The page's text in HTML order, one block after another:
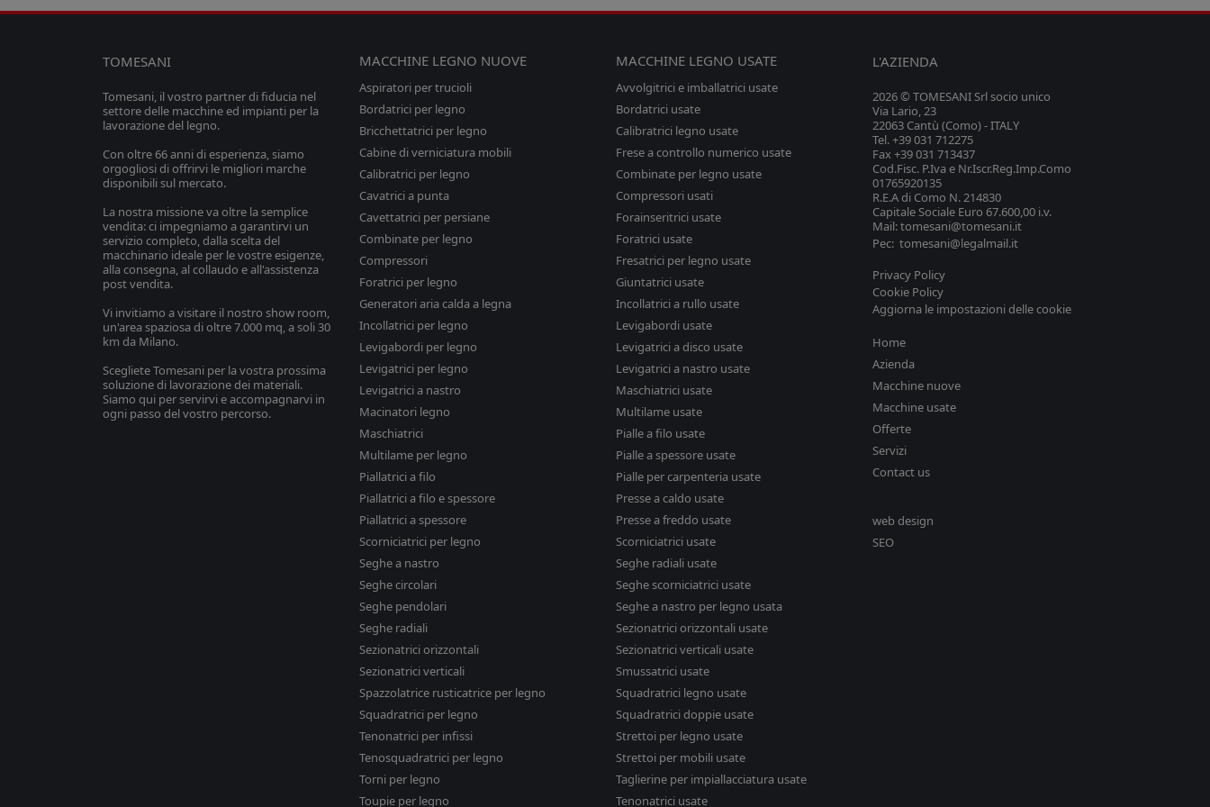
TOMESANI
Tomesani, il vostro partner di fiducia nel
settore delle macchine ed impianti per la
lavorazione del legno.
Con oltre 66 anni di esperienza, siamo
orgogliosi di offrirvi le migliori marche
disponibili sul mercato.
La nostra missione va oltre la semplice
vendita: ci impegniamo a garantirvi un
servizio completo, dalla scelta del
macchinario ideale per le vostre esigenze,
alla consegna, al collaudo e all'assistenza
post vendita.
Vi invitiamo a visitare il nostro show room,
un'area spaziosa di oltre 7.000 mq, a soli 30
km da Milano.
Scegliete Tomesani per la vostra prossima
soluzione di lavorazione dei materiali.
Siamo qui per servirvi e accompagnarvi in
ogni passo del vostro percorso.
MACCHINE LEGNO NUOVE
Aspiratori per trucioli
Bordatrici per legno
Bricchettatrici per legno
Cabine di verniciatura mobili
Calibratrici per legno
Cavatrici a punta
Cavettatrici per persiane
Combinate per legno
Compressori
Foratrici per legno
Generatori aria calda a legna
Incollatrici per legno
Levigabordi per legno
Levigatrici per legno
Levigatrici a nastro
Macinatori legno
Maschiatrici
Multilame per legno
Piallatrici a filo
Piallatrici a filo e spessore
Piallatrici a spessore
Scorniciatrici per legno
Seghe a nastro
Seghe circolari
Seghe pendolari
Seghe radiali
Sezionatrici orizzontali
Sezionatrici verticali
Spazzolatrice rusticatrice per legno
Squadratrici per legno
Tenonatrici per infissi
Tenosquadratrici per legno
Torni per legno
Toupie per legno
MACCHINE LEGNO USATE
Avvolgitrici e imballatrici usate
Bordatrici usate
Calibratrici legno usate
Frese a controllo numerico usate
Combinate per legno usate
Compressori usati
Forainseritrici usate
Foratrici usate
Fresatrici per legno usate
Giuntatrici usate
Incollatrici a rullo usate
Levigabordi usate
Levigatrici a disco usate
Levigatrici a nastro usate
Maschiatrici usate
Multilame usate
Pialle a filo usate
Pialle a spessore usate
Pialle per carpenteria usate
Presse a caldo usate
Presse a freddo usate
Scorniciatrici usate
Seghe radiali usate
Seghe scorniciatrici usate
Seghe a nastro per legno usata
Sezionatrici orizzontali usate
Sezionatrici verticali usate
Smussatrici usate
Squadratrici legno usate
Squadratrici doppie usate
Strettoi per legno usate
Strettoi per mobili usate
Taglierine per impiallacciatura usate
Tenonatrici usate
L'AZIENDA
2026 © TOMESANI Srl socio unico
Via Lario, 23
22063 Cantù (Como) - ITALY
Tel. +39 031 712275
Fax +39 031 713437
Cod.Fisc. P.Iva e Nr.Iscr.Reg.Imp.Como
01765920135
R.E.A di Como N. 214830
Capitale Sociale Euro 67.600,00 i.v.
Mail: tomesani@tomesani.it
Pec: tomesani@legalmail.it
Privacy Policy
Cookie Policy
Aggiorna le impostazioni delle cookie
Home
Azienda
Macchine nuove
Macchine usate
Offerte
Servizi
Contact us
web design
SEO